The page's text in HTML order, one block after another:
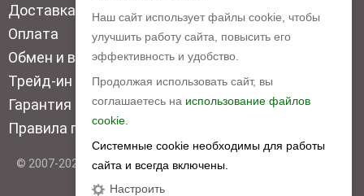
Доставка
Оплата
Обмен и возврат
Трейд-ин
Гарантия низкой цены
Правила продажи
© 2007-2026 Top Disc. Все права защищены
Наш сайт использует файлы cookie, чтобы
улучшить работу сайта, повысить его
эффективность и удобство.
Продолжая использовать сайт, вы
соглашаетесь на использование файлов
cookie.
Системные cookie необходимы для работы
сайта и всегда включены.
Настроить